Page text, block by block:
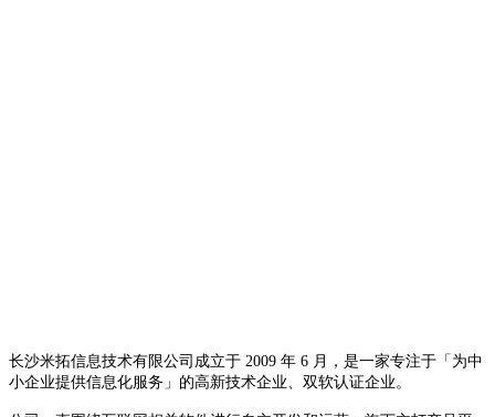
长沙米拓信息技术有限公司成立于 2009 年 6 月，是一家专注于「为中
小企业提供信息化服务」的高新技术企业、双软认证企业。